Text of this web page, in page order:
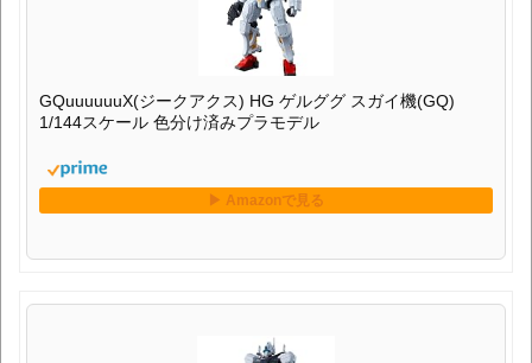
GQuuuuuuX(ジークアクス) HG ゲルググ スガイ機(GQ)
1/144スケール 色分け済みプラモデル